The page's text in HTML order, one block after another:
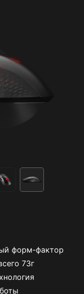
форм-фактор
73г